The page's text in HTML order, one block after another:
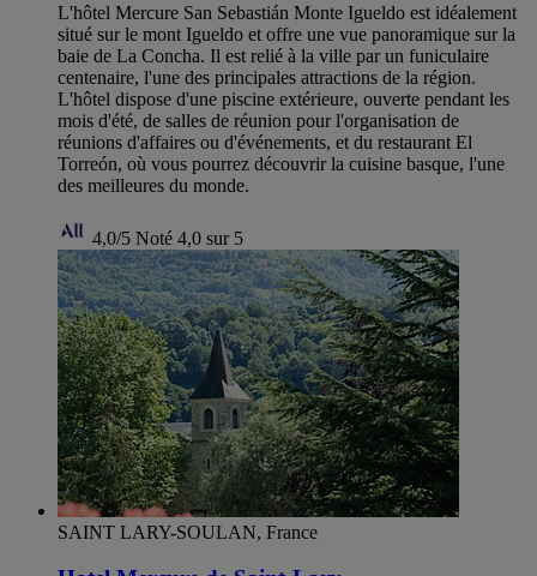
L'hôtel Mercure San Sebastián Monte Igueldo est idéalement
situé sur le mont Igueldo et offre une vue panoramique sur la
baie de La Concha. Il est relié à la ville par un funiculaire
centenaire, l'une des principales attractions de la région.
L'hôtel dispose d'une piscine extérieure, ouverte pendant les
mois d'été, de salles de réunion pour l'organisation de
réunions d'affaires ou d'événements, et du restaurant El
Torreón, où vous pourrez découvrir la cuisine basque, l'une
des meilleures du monde.
4,0/5 Noté 4,0 sur 5
SAINT LARY-SOULAN, France